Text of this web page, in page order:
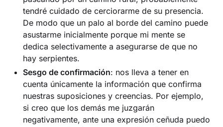
tendré cuidado de cerciorarme de su presencia.
De modo que un palo al borde del camino puede
asustarme inicialmente porque mi mente se
dedica selectivamente a asegurarse de que no
hay serpientes.
Sesgo de confirmación: nos lleva a tener en
cuenta únicamente la información que confirma
nuestras suposiciones y creencias. Por ejemplo,
si creo que los demás me juzgarán
negativamente, ante una expresión ceñuda puedo